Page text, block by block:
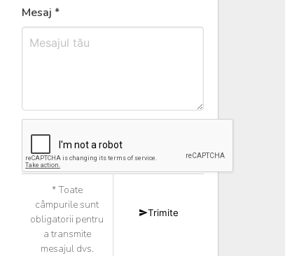
Mesaj *
* Toate
câmpurile sunt
obligatorii pentru
a transmite
mesajul dvs.
Trimite